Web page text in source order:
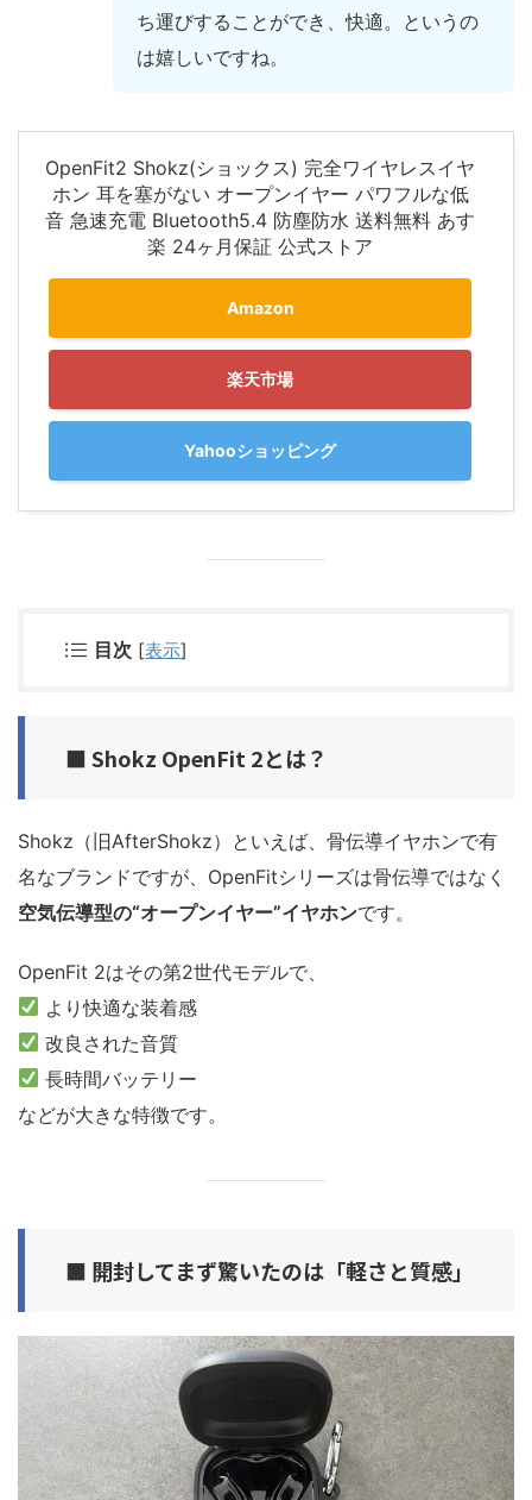
ち運びすることができ、快適。というの
は嬉しいですね。
OpenFit2 Shokz(ショックス) 完全ワイヤレスイヤ
ホン 耳を塞がない オープンイヤー パワフルな低
音 急速充電 Bluetooth5.4 防塵防水 送料無料 あす
楽 24ヶ月保証 公式ストア
Amazon
楽天市場
Yahooショッピング
目次 [表示]
■ Shokz OpenFit 2とは？
Shokz（旧AfterShokz）といえば、骨伝導イヤホンで有
名なブランドですが、OpenFitシリーズは骨伝導ではなく
空気伝導型の“オープンイヤー”イヤホンです。
OpenFit 2はその第2世代モデルで、
より快適な装着感
改良された音質
長時間バッテリー
などが大きな特徴です。
■ 開封してまず驚いたのは「軽さと質感」